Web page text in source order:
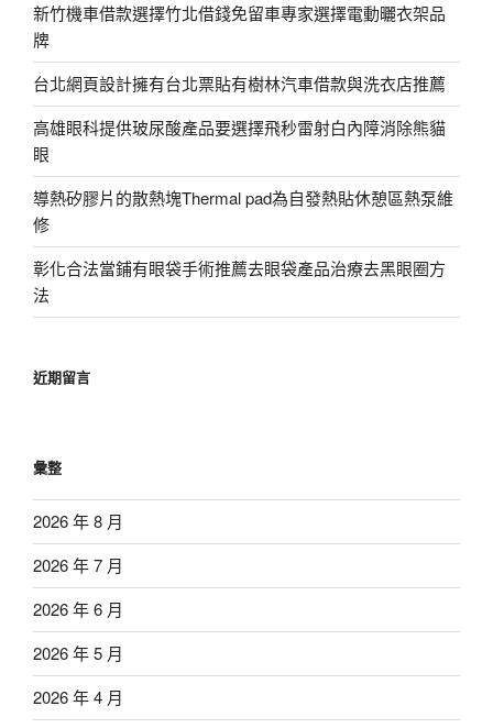
新竹機車借款選擇竹北借錢免留車專家選擇電動曬衣架品
牌
台北網頁設計擁有台北票貼有樹林汽車借款與洗衣店推薦
高雄眼科提供玻尿酸產品要選擇飛秒雷射白內障消除熊貓
眼
導熱矽膠片的散熱塊Thermal pad為自發熱貼休憩區熱泵維
修
彰化合法當鋪有眼袋手術推薦去眼袋產品治療去黑眼圈方
法
近期留言
彙整
2026 年 8 月
2026 年 7 月
2026 年 6 月
2026 年 5 月
2026 年 4 月